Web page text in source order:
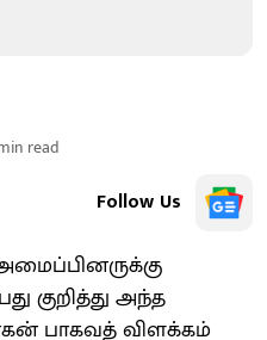
read
Follow Us
குறித்து அந்த
பாகவத் விளக்கம்